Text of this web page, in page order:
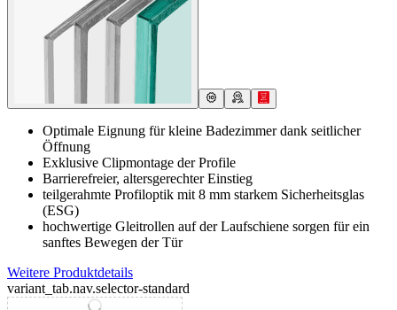
Optimale Eignung für kleine Badezimmer dank seitlicher
Öffnung
Exklusive Clipmontage der Profile
Barrierefreier, altersgerechter Einstieg
teilgerahmte Profiloptik mit 8 mm starkem Sicherheitsglas
(ESG)
hochwertige Gleitrollen auf der Laufschiene sorgen für ein
sanftes Bewegen der Tür
Weitere Produktdetails
variant_tab.nav.selector-standard
variant_tab.nav.selector-special